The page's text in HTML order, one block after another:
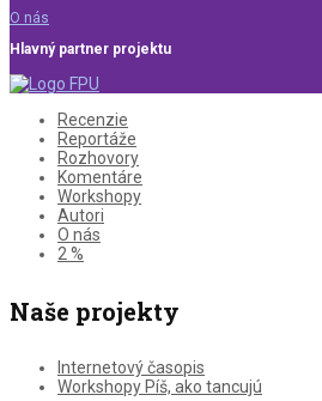
O nás
Hlavný partner projektu
Recenzie
Reportáže
Rozhovory
Komentáre
Workshopy
Autori
O nás
2 %
Naše projekty
Internetový časopis
Workshopy Píš, ako tancujú